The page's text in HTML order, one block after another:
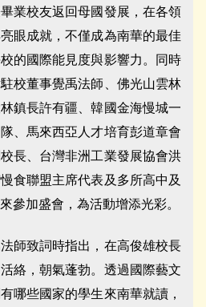
業校友返回母國發展，在各領
眼成就，不僅成為南華的最佳
的國際能見度與影響力。同時
校董事覺禹法師、佛光山雲林
鎮長許有疆、韓國金海慢城一
、馬來西亞人才培育彭道章會
長、台灣非洲工業發展協會洪
食聯盟主席代表及多所高中及
參加盛會，為活動增添光彩。
師致詞時指出，在高俊雄校長
絡，朝氣蓬勃。透過國際藝文
哪些國家的學生來南華就讀，